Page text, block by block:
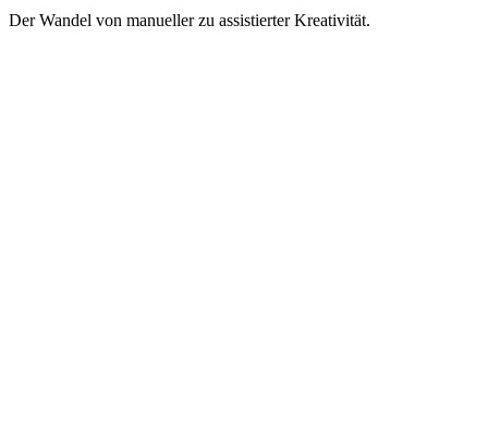
Der Wandel von manueller zu assistierter Kreativität.